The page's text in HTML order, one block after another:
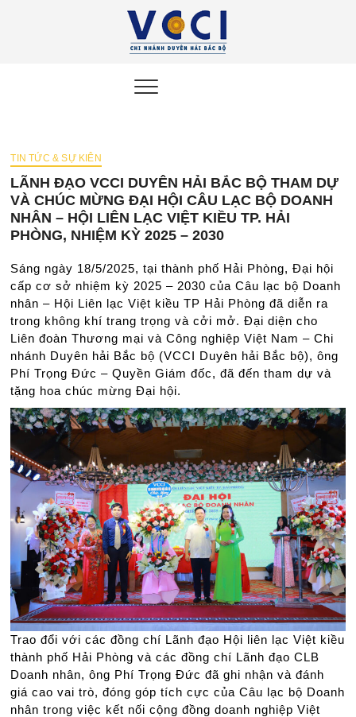
TIN TỨC & SỰ KIÊN
LÃNH ĐẠO VCCI DUYÊN HẢI BẮC BỘ THAM DỰ
VÀ CHÚC MỪNG ĐẠI HỘI CÂU LẠC BỘ DOANH
NHÂN – HỘI LIÊN LẠC VIỆT KIỀU TP. HẢI
PHÒNG, NHIỆM KỲ 2025 – 2030
Sáng ngày 18/5/2025, tại thành phố Hải Phòng, Đại hội
cấp cơ sở nhiệm kỳ 2025 – 2030 của Câu lạc bộ Doanh
nhân – Hội Liên lạc Việt kiều TP Hải Phòng đã diễn ra
trong không khí trang trọng và cởi mở. Đại diện cho
Liên đoàn Thương mại và Công nghiệp Việt Nam – Chi
nhánh Duyên hải Bắc bộ (VCCI Duyên hải Bắc bộ), ông
Phí Trọng Đức – Quyền Giám đốc, đã đến tham dự và
tặng hoa chúc mừng Đại hội.
Trao đổi với các đồng chí Lãnh đạo Hội liên lạc Việt kiều
thành phố Hải Phòng và các đồng chí Lãnh đạo CLB
Doanh nhân, ông Phí Trọng Đức đã ghi nhận và đánh
giá cao vai trò, đóng góp tích cực của Câu lạc bộ Doanh
nhân trong việc kết nối cộng đồng doanh nghiệp Việt